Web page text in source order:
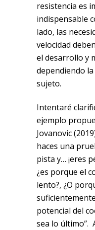
resistencia es
indispensable
lado, las
velocidad
el desarrollo y
dependiendo
sujeto.
Intentaré
ejemplo
Jovanovic
haces una
pista y… ¡eres
¿es porque el
lento?, ¿O
potencial del
sea lo último”.